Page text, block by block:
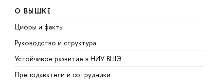
О ВЫШКЕ
Цифры и факты
Руководство и структура
Устойчивое развитие в НИУ ВШЭ
Преподаватели и сотрудники